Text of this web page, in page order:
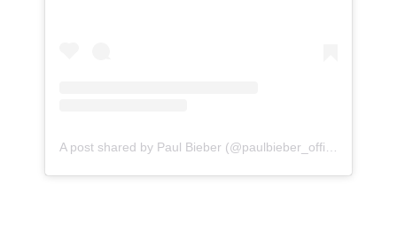
A post shared by Paul Bieber (@paulbieber_official)